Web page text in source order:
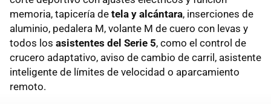
memoria, tapicería de tela y alcántara, inserciones de
aluminio, pedalera M, volante M de cuero con levas y
todos los asistentes del Serie 5, como el control de
crucero adaptativo, aviso de cambio de carril, asistente
inteligente de límites de velocidad o aparcamiento
remoto.